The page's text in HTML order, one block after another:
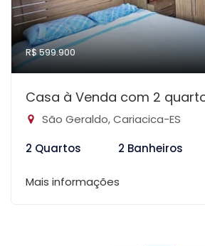
R$ 599.900
Casa à Venda com 2
São Geraldo, Cariacica-ES
2 Quartos
2 Banheiros
Mais informações